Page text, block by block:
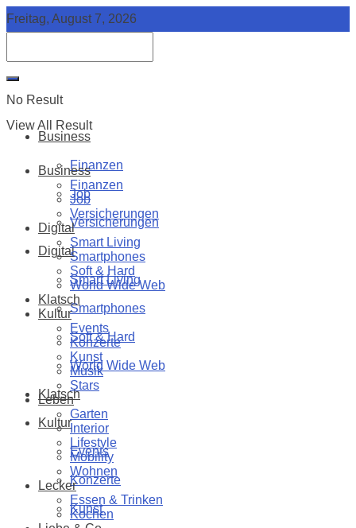
Freitag, August 7, 2026
No Result
View All Result
Business
Finanzen
Job
Versicherungen
Digital
Smart Living
Smartphones
Soft & Hard
World Wide Web
Klatsch
Kultur
Events
Konzerte
Kunst
Business
Finanzen
Job
Versicherungen
Digital
Smart Living
Smartphones
Soft & Hard
World Wide Web
Klatsch
Kultur
Events
Konzerte
Kunst
Musik
Stars
Leben
Garten
Interior
Lifestyle
Mobility
Wohnen
Lecker
Essen & Trinken
Kochen